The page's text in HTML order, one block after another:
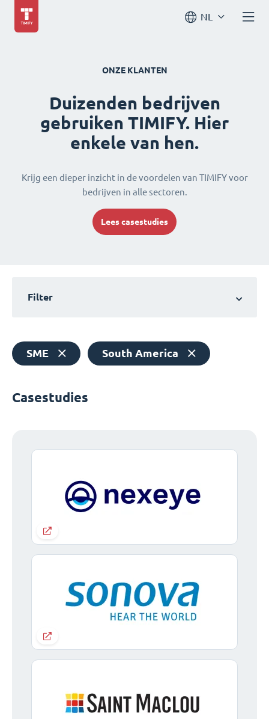
NL
ONZE KLANTEN
Duizenden bedrijven
gebruiken TIMIFY. Hier
enkele van hen.
Krijg een dieper inzicht in de voordelen van TIMIFY voor
bedrijven in alle sectoren.
Lees casestudies
Filter
SME South America
Casestudies